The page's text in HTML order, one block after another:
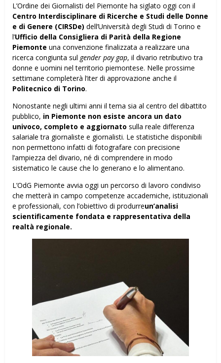
L’Ordine dei Giornalisti del Piemonte ha siglato oggi con il
Centro Interdisciplinare di Ricerche e Studi delle Donne
e di Genere (CIRSDe) dell’Università degli Studi di Torino e
l’Ufficio della Consigliera di Parità della Regione
Piemonte una convenzione finalizzata a realizzare una
ricerca congiunta sul gender pay gap, il divario retributivo tra
donne e uomini nel territorio piemontese. Nelle prossime
settimane completerà l’iter di approvazione anche il
Politecnico di Torino.
Nonostante negli ultimi anni il tema sia al centro del dibattito
pubblico, in Piemonte non esiste ancora un dato
univoco, completo e aggiornato sulla reale differenza
salariale tra giornaliste e giornalisti. Le statistiche disponibili
non permettono infatti di fotografare con precisione
l’ampiezza del divario, né di comprendere in modo
sistematico le cause che lo generano e lo alimentano.
L’OdG Piemonte avvia oggi un percorso di lavoro condiviso
che metterà in campo competenze accademiche, istituzionali
e professionali, con l’obiettivo di produrreun’analisi
scientificamente fondata e rappresentativa della
realtà regionale.